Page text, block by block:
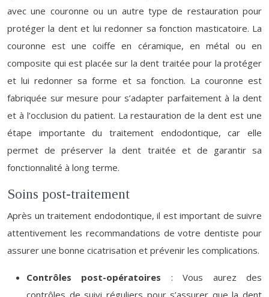
avec une couronne ou un autre type de restauration pour
protéger la dent et lui redonner sa fonction masticatoire. La
couronne est une coiffe en céramique, en métal ou en
composite qui est placée sur la dent traitée pour la protéger
et lui redonner sa forme et sa fonction. La couronne est
fabriquée sur mesure pour s’adapter parfaitement à la dent
et à l’occlusion du patient. La restauration de la dent est une
étape importante du traitement endodontique, car elle
permet de préserver la dent traitée et de garantir sa
fonctionnalité à long terme.
Soins post-traitement
Après un traitement endodontique, il est important de suivre
attentivement les recommandations de votre dentiste pour
assurer une bonne cicatrisation et prévenir les complications.
Contrôles post-opératoires : Vous aurez des
contrôles de suivi réguliers pour s’assurer que la dent